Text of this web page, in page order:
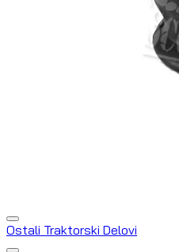
Ostali Traktorski Delovi